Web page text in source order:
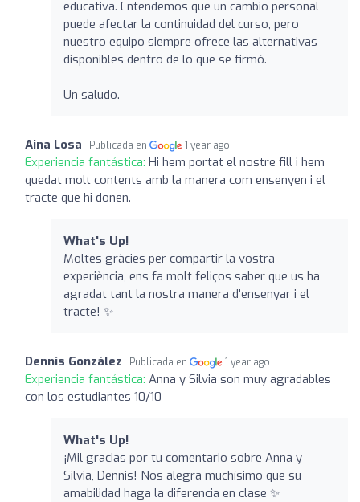
educativa. Entendemos que un cambio personal
puede afectar la continuidad del curso, pero
nuestro equipo siempre ofrece las alternativas
disponibles dentro de lo que se firmó.
Un saludo.
Aina Losa Publicada en 1 year ago
Experiencia fantástica: Hi hem portat el nostre fill i hem
quedat molt contents amb la manera com ensenyen i el
tracte que hi donen.
What's Up!
Moltes gràcies per compartir la vostra
experiència, ens fa molt feliços saber que us ha
agradat tant la nostra manera d'ensenyar i el
tracte! ✨
Dennis González Publicada en 1 year ago
Experiencia fantástica: Anna y Silvia son muy agradables
con los estudiantes 10/10
What's Up!
¡Mil gracias por tu comentario sobre Anna y
Silvia, Dennis! Nos alegra muchísimo que su
amabilidad haga la diferencia en clase ✨